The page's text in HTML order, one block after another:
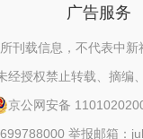
广告服务
刊载信息，不代表中新
经授权禁止转载、摘编
京公网安备
举报邮箱：